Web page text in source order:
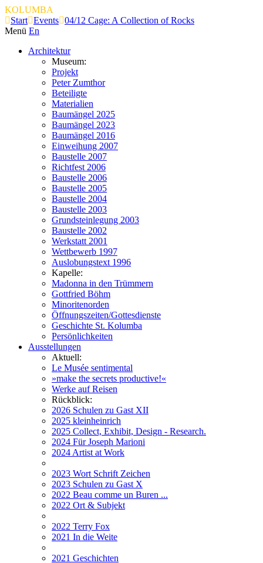
KOLUMBA
Start Events 04/12 Cage: A Collection of Rocks
Menü En
Architektur
Museum:
Projekt
Peter Zumthor
Beteiligte
Materialien
Baumängel 2025
Baumängel 2023
Baumängel 2016
Einweihung 2007
Baustelle 2007
Richtfest 2006
Baustelle 2006
Baustelle 2005
Baustelle 2004
Baustelle 2003
Grundsteinlegung 2003
Baustelle 2002
Werkstatt 2001
Wettbewerb 1997
Auslobungstext 1996
Kapelle:
Madonna in den Trümmern
Gottfried Böhm
Minoritenorden
Öffnungszeiten/Gottesdienste
Geschichte St. Kolumba
Persönlichkeiten
Ausstellungen
Aktuell:
Le Musée sentimental
»make the secrets productive!«
Werke auf Reisen
Rückblick:
2026 Schulen zu Gast XII
2025 kleinheinrich
2025 Collect, Exhibit, Design - Research.
2024 Für Joseph Marioni
2024 Artist at Work
2023 Wort Schrift Zeichen
2023 Schulen zu Gast X
2022 Beau comme un Buren ...
2022 Ort & Subjekt
2022 Terry Fox
2021 In die Weite
2021 Geschichten